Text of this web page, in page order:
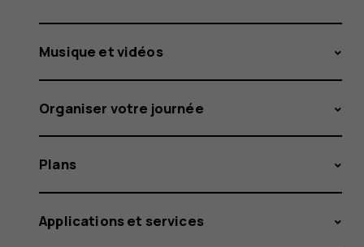
Musique et vidéos
Organiser votre journée
Plans
Applications et services